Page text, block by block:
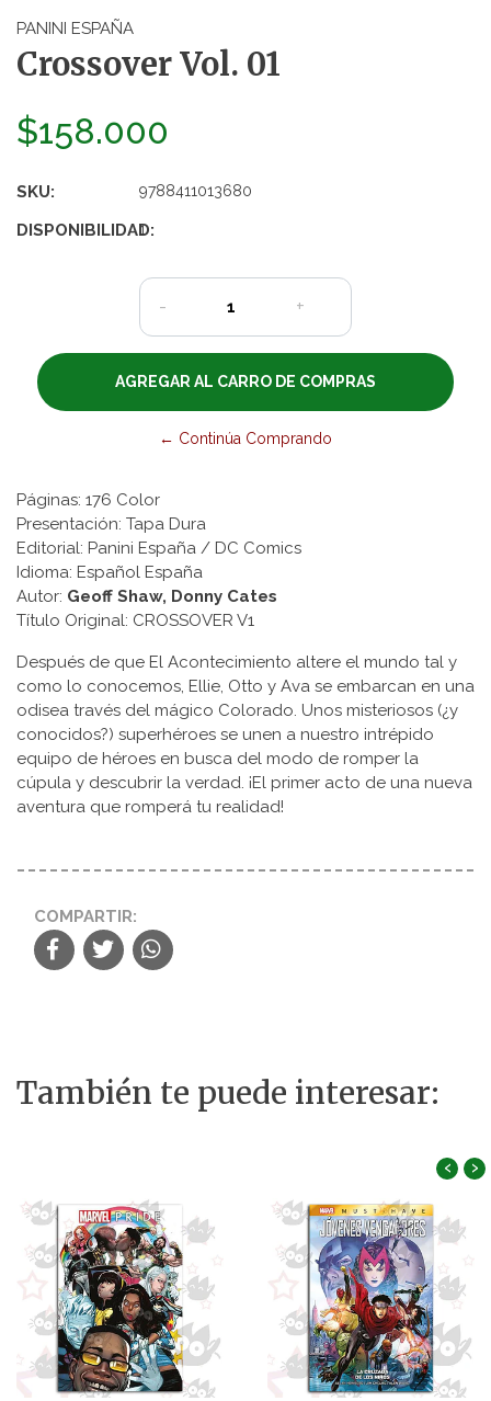
PANINI ESPAÑA
Crossover Vol. 01
$158.000
SKU: 9788411013680
DISPONIBILIDAD:
1
- +
← Continúa Comprando
Páginas: 176 Color
Presentación: Tapa Dura
Editorial: Panini España / DC Comics
Idioma: Español España
Autor: Geoff Shaw, Donny Cates
Título Original: CROSSOVER V1
Después de que El Acontecimiento altere el mundo tal y
como lo conocemos, Ellie, Otto y Ava se embarcan en una
odisea través del mágico Colorado. Unos misteriosos (¿y
conocidos?) superhéroes se unen a nuestro intrépido
equipo de héroes en busca del modo de romper la
cúpula y descubrir la verdad. ¡El primer acto de una nueva
aventura que romperá tu realidad!
COMPARTIR:
También te puede interesar:
‹ ›